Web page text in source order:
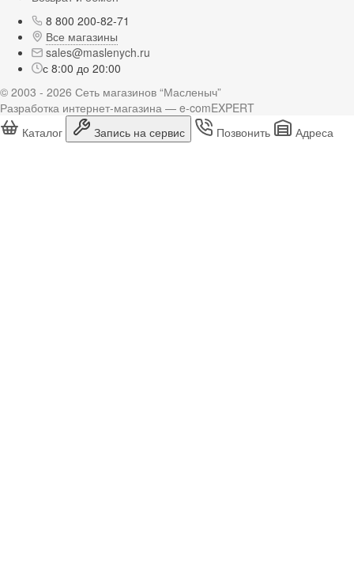
8 800 200-82-71
Все магазины
sales@maslenych.ru
с 8:00 до 20:00
© 2003 - 2026 Сеть магазинов “Масленыч”
Разработка интернет-магазина — e-comEXPERT
Каталог
Запись на сервис Позвонить Адреса